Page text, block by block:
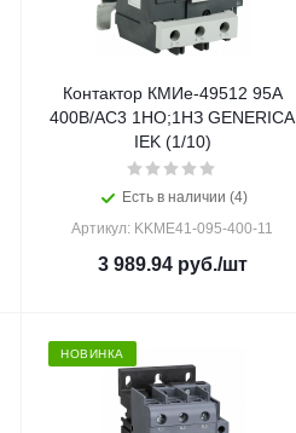
Контактор КМИе-49512 95А
400В/АС3 1НО;1НЗ GENERICA
IEK (1/10)
Есть в наличии (4)
Артикул: KKME41-095-400-11
3 989.94руб./шт
НОВИНКА